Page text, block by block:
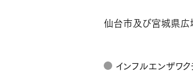
仙台市及び宮城県広
インフルエンザワ